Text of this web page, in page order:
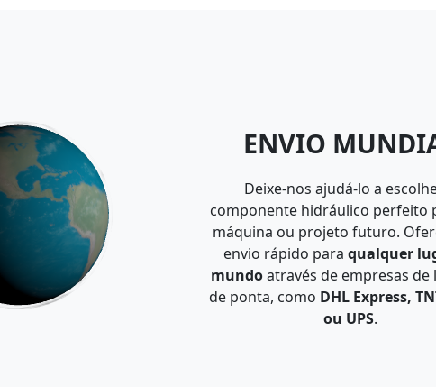
ENVIO
Deixe-nos ajudá-lo a
componente hidráulico perfeito
máquina ou projeto futuro.
envio rápido para qualquer
mundoatravés de empresas de
de ponta, como DHL Express,
ou UPS.